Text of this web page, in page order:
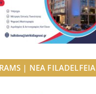
| NEA FILADELFEIA